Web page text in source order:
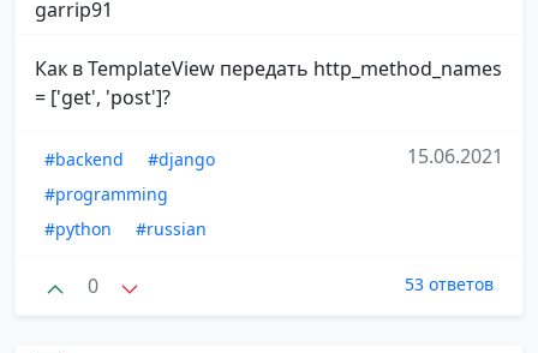
garrip91
Как в TemplateView передать http_method_names
= ['get', 'post']?
#backend
#django
#programming
#python
#russian
15.06.2021
0 53 ответов